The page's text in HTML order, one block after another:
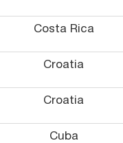
Costa Rica
Croatia
Croatia
Cuba